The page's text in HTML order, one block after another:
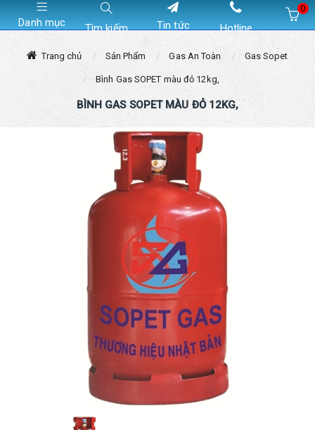
Danh mục Tìm kiếm Tin tức Hotline
0
Trang chủ Sản Phẩm Gas An Toàn Gas Sopet
Bình Gas SOPET màu đỏ 12kg,
BÌNH GAS SOPET MÀU ĐỎ 12KG,